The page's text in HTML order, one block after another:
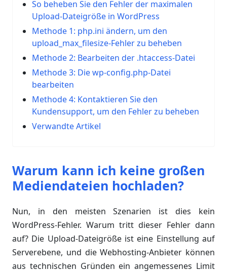
So beheben Sie den Fehler der maximalen
Upload-Dateigröße in WordPress
Methode 1: php.ini ändern, um den
upload_max_filesize-Fehler zu beheben
Methode 2: Bearbeiten der .htaccess-Datei
Methode 3: Die wp-config.php-Datei
bearbeiten
Methode 4: Kontaktieren Sie den
Kundensupport, um den Fehler zu beheben
Verwandte Artikel
Warum kann ich keine großen
Mediendateien hochladen?
Nun, in den meisten Szenarien ist dies kein
WordPress-Fehler. Warum tritt dieser Fehler dann
auf? Die Upload-Dateigröße ist eine Einstellung auf
Serverebene, und die Webhosting-Anbieter können
aus technischen Gründen ein angemessenes Limit